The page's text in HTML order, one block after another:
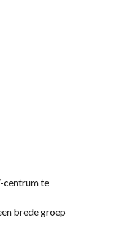
centrum te
brede groep